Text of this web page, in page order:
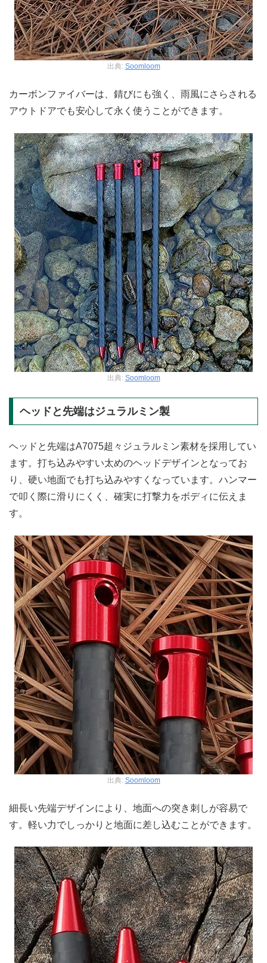
出典: Soomloom
カーボンファイバーは、錆びにも強く、雨風にさらされる
アウトドアでも安心して永く使うことができます。
出典: Soomloom
ヘッドと先端はジュラルミン製
ヘッドと先端はA7075超々ジュラルミン素材を採用してい
ます。打ち込みやすい太めのヘッドデザインとなってお
り、硬い地面でも打ち込みやすくなっています。ハンマー
で叩く際に滑りにくく、確実に打撃力をボディに伝えま
す。
出典: Soomloom
細長い先端デザインにより、地面への突き刺しが容易で
す。軽い力でしっかりと地面に差し込むことができます。